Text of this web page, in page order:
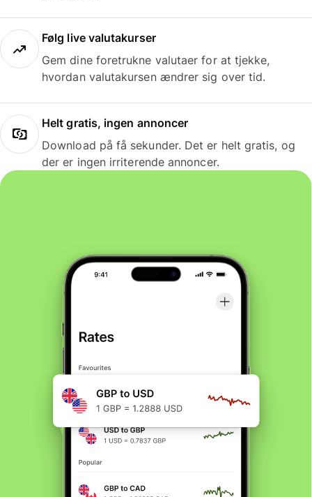
Følg live valutakurser
Gem dine foretrukne valutaer for at tjekke,
hvordan valutakursen ændrer sig over tid.
Helt gratis, ingen annoncer
Download på få sekunder. Det er helt gratis, og
der er ingen irriterende annoncer.